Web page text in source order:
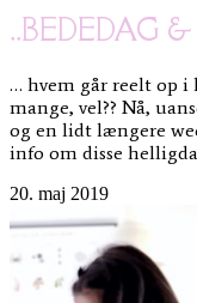
..BEDEDAG
… hvem går reelt op i
mange, vel?? Nå,
og en lidt længere
info om disse
20. maj 2019